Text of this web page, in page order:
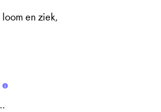
en ziek,